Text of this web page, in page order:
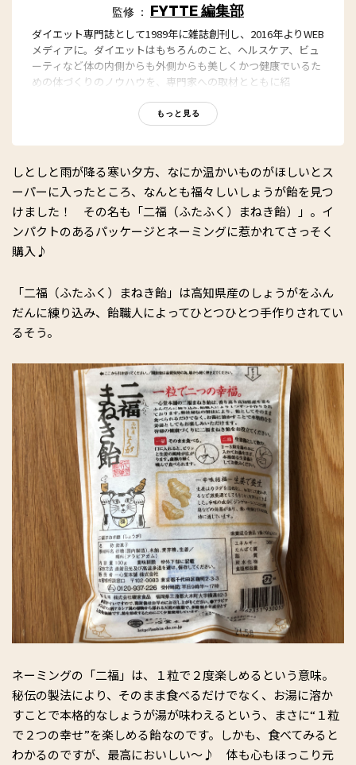
監修 ： FYTTE 編集部
ダイエット専門誌として1989年に雑誌創刊し、2016年よりWEB
メディアに。ダイエットはもちろんのこと、ヘルスケア、ビュ
ーティなど体の内側からも外側からも美しくかつ健康でいるた
めの体づくりのノウハウを、専門家への取材とともに紹
もに、編集部員も自らさまざまなヘルシーネタを日々お試し
もっと見る
しとしと雨が降る寒い夕方、なにか温かいものがほしいとス
ーパーに入ったところ、なんとも福々しいしょうが飴を見つ
けました！ その名も「二福（ふたふく）まねき飴）」。イ
ンパクトのあるパッケージとネーミングに惹かれてさっそく
購入♪
「二福（ふたふく）まねき飴」は高知県産のしょうがをふん
だんに練り込み、飴職人によってひとつひとつ手作りされてい
るそう。
ネーミングの「二福」は、１粒で２度楽しめるという意味。
秘伝の製法により、そのまま食べるだけでなく、お湯に溶か
すことで本格的なしょうが湯が味わえるという、まさに“１粒
で２つの幸せ”を楽しめる飴なのです。しかも、食べてみると
わかるのですが、最高においしい～♪ 体も心もほっこり元